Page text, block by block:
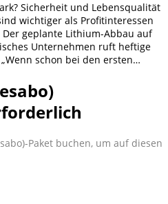
Sicherheit und Lebensqualität
wichtiger als Profitinteressen
geplante Lithium-Abbau auf
Unternehmen ruft heftige
„Wenn schon bei den ersten…
Paket buchen, um auf diesen